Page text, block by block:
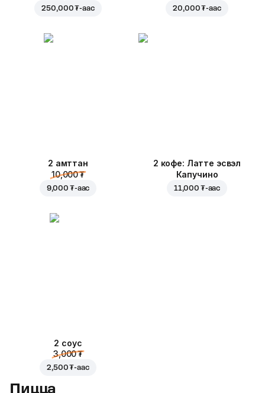
250,000 ₮-аас 20,000 ₮-аас
2 амттан
10,000 ₮
9,000 ₮-аас
2 кофе: Латте эсвэл
Капучино
11,000 ₮-аас
2 соус
3,000 ₮
2,500 ₮-аас
Пицца